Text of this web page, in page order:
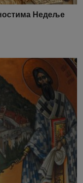
Недеље